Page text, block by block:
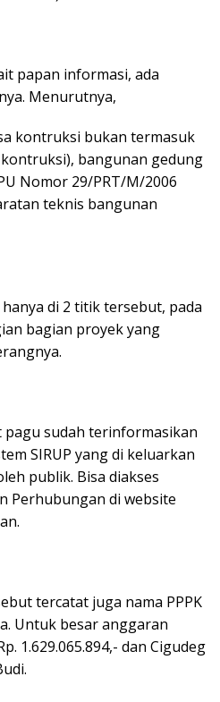
papan informasi, ada
Menurutnya,
kontruksi bukan termasuk
bangunan gedung
Nomor 29/PRT/M/2006
teknis bangunan
di 2 titik tersebut, pada
bagian proyek yang
sudah terinformasikan
SIRUP yang di keluarkan
publik. Bisa diakses
Perhubungan di website
tercatat juga nama PPPK
Untuk besar anggaran
1.629.065.894,- dan Cigudeg